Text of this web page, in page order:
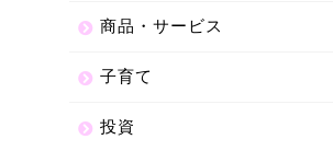
商品・サービス
子育て
投資